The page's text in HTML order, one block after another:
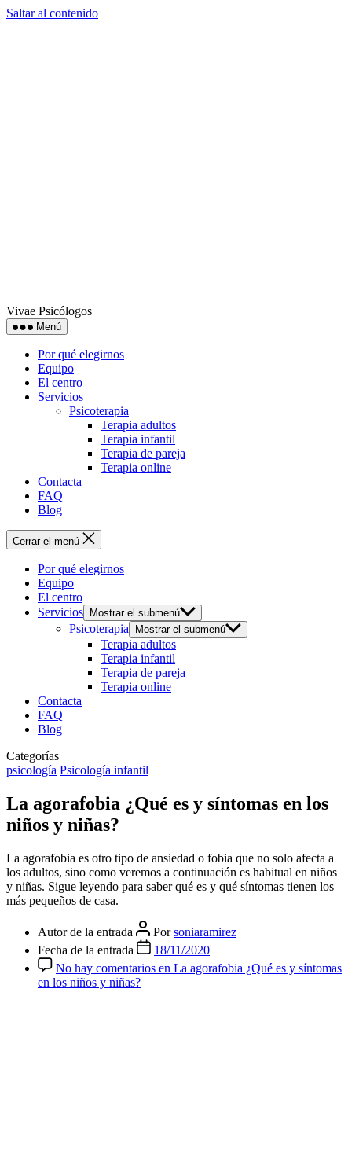
Saltar al contenido
Vivae Psicólogos
Menú
Por qué elegirnos
Equipo
El centro
Servicios
Psicoterapia
Terapia adultos
Terapia infantil
Terapia de pareja
Terapia online
Contacta
FAQ
Blog
Cerrar el menú
Por qué elegirnos
Equipo
El centro
Servicios
Mostrar el submenú
Psicoterapia Mostrar el submenú
Terapia adultos
Terapia infantil
Terapia de pareja
Terapia online
Contacta
FAQ
Blog
Categorías
psicología Psicología infantil
La agorafobia ¿Qué es y síntomas en los
niños y niñas?
La agorafobia es otro tipo de ansiedad o fobia que no solo afecta a
los adultos, sino como veremos a continuación es habitual en niños
y niñas. Sigue leyendo para saber qué es y qué síntomas tienen los
más pequeños de casa.
Autor de la entrada Porsoniaramirez
Fecha de la entrada
18/11/2020
No hay comentarios en La agorafobia ¿Qué es y síntomas
en los niños y niñas?